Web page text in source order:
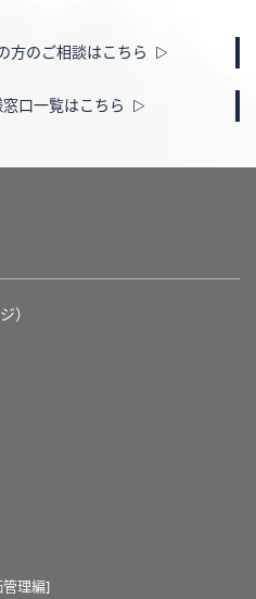
方のご相談はこちら
口一覧はこちら
）
管理編]